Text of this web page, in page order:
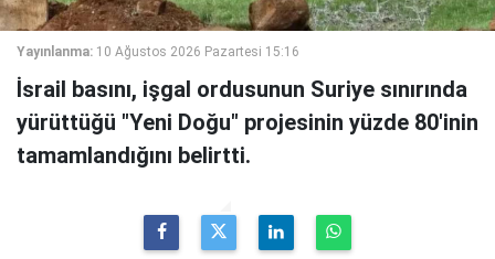
Yayınlanma: 10 Ağustos 2026 Pazartesi 15:16
İsrail basını, işgal ordusunun Suriye sınırında
yürüttüğü "Yeni Doğu" projesinin yüzde 80'inin
tamamlandığını belirtti.